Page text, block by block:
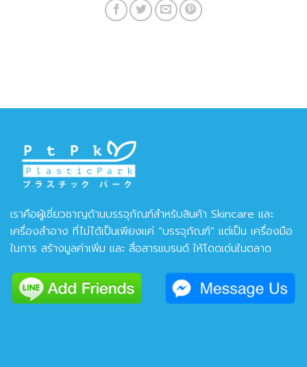
เราคือผู้เชี่ยวชาญด้านบรรจุภัณฑ์สำหรับสินค้า Skincare และ
เครื่องสำอาง ที่ไม่ได้เป็นเพียงแค่ “บรรจุภัณฑ์” แต่เป็น เครื่องมือ
ในการ สร้างมูลค่าเพิ่ม และ สื่อสารแบรนด์ ให้โดดเด่นในตลาด